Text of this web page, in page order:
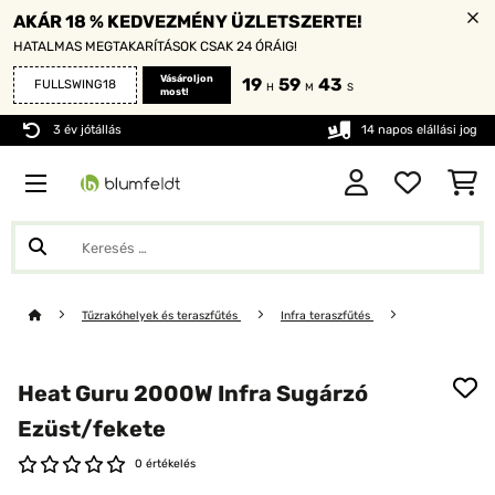
AKÁR 18 % KEDVEZMÉNY ÜZLETSZERTE!
HATALMAS MEGTAKARÍTÁSOK CSAK 24 ÓRÁIG!
FULLSWING18
Vásároljon
most!
19 H 59 M 43 S
3 év jótállás 14 napos elállási jog
Tűzrakóhelyek és teraszfűtés Infra teraszfűtés
Heat Guru 2000W Infra Sugárzó
Ezüst/fekete
0 értékelés